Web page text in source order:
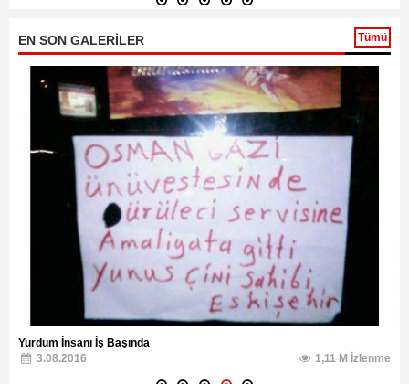
EN SON GALERİLER Tümü
Yurdum İnsanı İş Başında
3.08.2016
1,11 M İzlenme